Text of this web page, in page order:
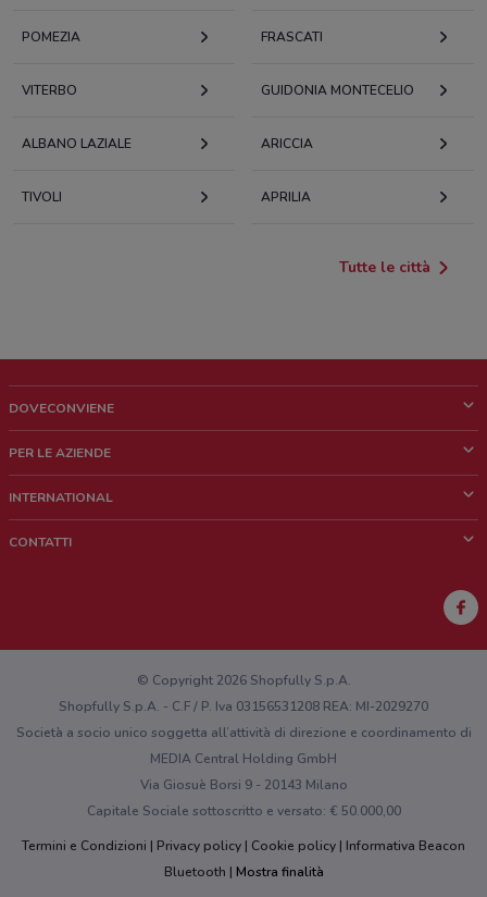
POMEZIA FRASCATI
VITERBO GUIDONIA MONTECELIO
ALBANO LAZIALE ARICCIA
TIVOLI APRILIA
Tutte le città
DOVECONVIENE
Chi siamo
Lavora con noi
PER LE AZIENDE
Richieste commerciali e marketing
INTERNATIONAL
CONTATTI
Hai un malfunzionamento sul web o sull'app?
© Copyright 2026 Shopfully S.p.A.
Shopfully S.p.A. - C.F / P. Iva 03156531208 REA: MI-2029270
Società a socio unico soggetta all’attività di direzione e coordinamento di
MEDIA Central Holding GmbH
Via Giosuè Borsi 9 - 20143 Milano
Capitale Sociale sottoscritto e versato: € 50.000,00
Termini e Condizioni
Privacy policy Cookie policy
Informativa Beacon
Bluetooth
Mostra finalità